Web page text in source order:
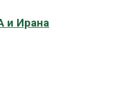
и Ирана